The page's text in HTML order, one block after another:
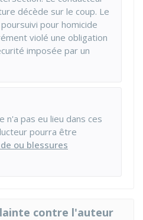
décède sur le coup. Le
pour homicide
violé une obligation
imposée par un
n'a pas eu lieu dans ces
pourra être
ou blessures
contre l'auteur